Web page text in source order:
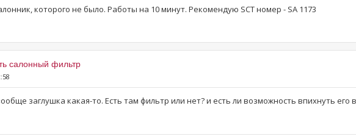
которого не было. Работы на 10 минут. Рекомендую SCT номер - SA 1173
салонный фильтр
заглушка какая-то. Есть там фильтр или нет? и есть ли возможность впихнуть его